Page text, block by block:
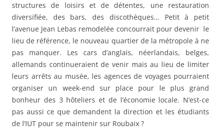
structures de loisirs et de détentes, une restauration
diversifiée, des bars, des discothèques… Petit à petit
l’avenue Jean Lebas remodelée concourrait pour devenir le
lieu de référence, le nouveau quartier de la métropole à ne
pas manquer. Les cars d’anglais, néerlandais, belges,
allemands continueraient de venir mais au lieu de limiter
leurs arrêts au musée, les agences de voyages pourraient
organiser un week-end sur place pour le plus grand
bonheur des 3 hôteliers et de l’économie locale. N’est-ce
pas aussi ce que demandent la direction et les étudiants
de l’IUT pour se maintenir sur Roubaix ?